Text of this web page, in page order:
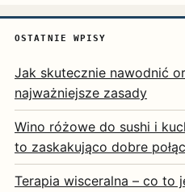
OSTATNIE WPISY
Jak skutecznie nawodnić
najważniejsze zasady
Wino różowe do sushi i
to zaskakująco dobre
Terapia wisceralna – co to